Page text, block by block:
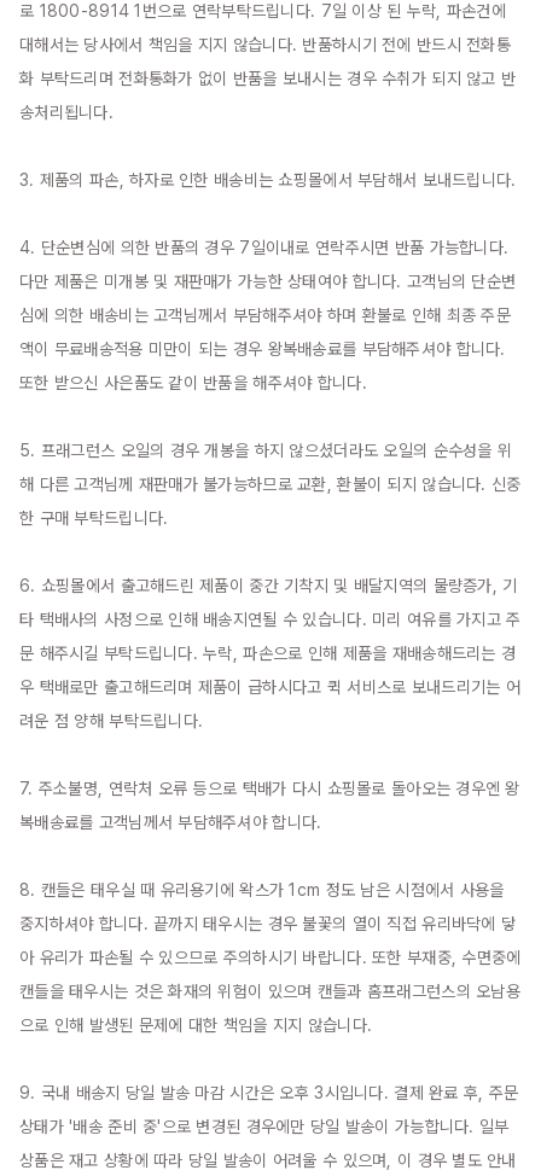
로 1800-8914 1번으로 연락부탁드립니다. 7일 이상 된 누락, 파손건에
대해서는 당사에서 책임을 지지 않습니다. 반품하시기 전에 반드시 전화통
화 부탁드리며 전화통화가 없이 반품을 보내시는 경우 수취가 되지 않고 반
송처리됩니다.
3. 제품의 파손, 하자로 인한 배송비는 쇼핑몰에서 부담해서 보내드립니다.
4. 단순변심에 의한 반품의 경우 7일이내로 연락주시면 반품 가능합니다.
다만 제품은 미개봉 및 재판매가 가능한 상태여야 합니다. 고객님의 단순변
심에 의한 배송비는 고객님께서 부담해주셔야 하며 환불로 인해 최종 주문
액이 무료배송적용 미만이 되는 경우 왕복배송료를 부담해주셔야 합니다.
또한 받으신 사은품도 같이 반품을 해주셔야 합니다.
5. 프래그런스 오일의 경우 개봉을 하지 않으셨더라도 오일의 순수성을 위
해 다른 고객님께 재판매가 불가능하므로 교환, 환불이 되지 않습니다. 신중
한 구매 부탁드립니다.
6. 쇼핑몰에서 출고해드린 제품이 중간 기착지 및 배달지역의 물량증가, 기
타 택배사의 사정으로 인해 배송지연될 수 있습니다. 미리 여유를 가지고 주
문 해주시길 부탁드립니다. 누락, 파손으로 인해 제품을 재배송해드리는 경
우 택배로만 출고해드리며 제품이 급하시다고 퀵 서비스로 보내드리기는 어
려운 점 양해 부탁드립니다.
7. 주소불명, 연락처 오류 등으로 택배가 다시 쇼핑몰로 돌아오는 경우엔 왕
복배송료를 고객님께서 부담해주셔야 합니다.
8. 캔들은 태우실 때 유리용기에 왁스가 1cm 정도 남은 시점에서 사용을
중지하셔야 합니다. 끝까지 태우시는 경우 불꽃의 열이 직접 유리바닥에 닿
아 유리가 파손될 수 있으므로 주의하시기 바랍니다. 또한 부재중, 수면중에
캔들을 태우시는 것은 화재의 위험이 있으며 캔들과 홈프래그런스의 오남용
으로 인해 발생된 문제에 대한 책임을 지지 않습니다.
9. 국내 배송지 당일 발송 마감 시간은 오후 3시입니다. 결제 완료 후, 주문
상태가 '배송 준비 중'으로 변경된 경우에만 당일 발송이 가능합니다. 일부
상품은 재고 상황에 따라 당일 발송이 어려울 수 있으며, 이 경우 별도 안내